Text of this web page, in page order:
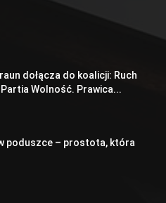
dołącza do koalicji: Ruch
Wolność. Prawica...
poduszce – prostota, która